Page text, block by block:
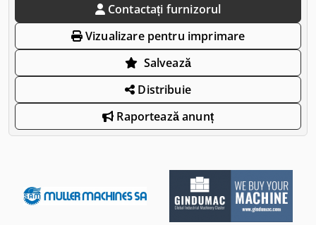
Contactați furnizorul
Vizualizare pentru imprimare
Salvează
Distribuie
Raportează anunț